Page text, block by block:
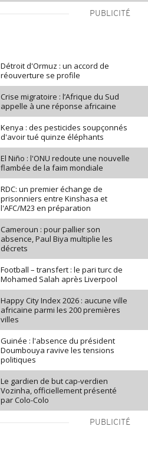
PUBLICITÉ
Détroit d'Ormuz : un accord de
réouverture se profile
Crise migratoire : l’Afrique du Sud
appelle à une réponse africaine
Kenya : des pesticides soupçonnés
d'avoir tué quinze éléphants
El Niño : l'ONU redoute une nouvelle
flambée de la faim mondiale
RDC: un premier échange de
prisonniers entre Kinshasa et
l'AFC/M23 en préparation
Cameroun : pour pallier son
absence, Paul Biya multiplie les
décrets
Football – transfert : le pari turc de
Mohamed Salah après Liverpool
Happy City Index 2026 : aucune ville
africaine parmi les 200 premières
villes
Guinée : l'absence du président
Doumbouya ravive les tensions
politiques
Le gardien de but cap-verdien
Vozinha, officiellement présenté
par Colo-Colo
PUBLICITÉ